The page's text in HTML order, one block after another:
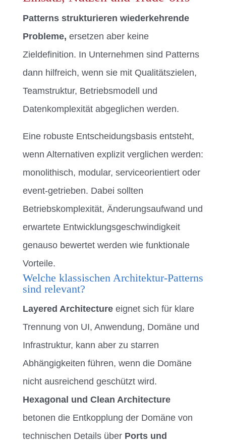
Patterns strukturieren wiederkehrende
Probleme, ersetzen aber keine
Zieldefinition. In Unternehmen sind Patterns
dann hilfreich, wenn sie mit Qualitätszielen,
Teamstruktur, Betriebsmodell und
Datenkomplexität abgeglichen werden.
Eine robuste Entscheidungsbasis entsteht,
wenn Alternativen explizit verglichen werden:
monolithisch, modular, serviceorientiert oder
event-getrieben. Dabei sollten
Betriebskomplexität, Änderungsaufwand und
erwartete Entwicklungsgeschwindigkeit
genauso bewertet werden wie funktionale
Vorteile.
Welche klassischen Architektur-Patterns
sind relevant?
Layered Architectureeignet sich für klare
Trennung von UI, Anwendung, Domäne und
Infrastruktur, kann aber zu starren
Abhängigkeiten führen, wenn die Domäne
nicht ausreichend geschützt wird.
Hexagonal und Clean Architecture
betonen die Entkopplung der Domäne von
technischen Details über Ports und